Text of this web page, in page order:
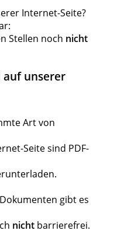
Internet-Seite?
Stellen noch nicht
auf unserer
Art von
Seite sind PDF-
gibt es
nichtbarrierefrei.